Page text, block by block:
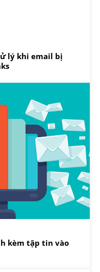
lý khi email bị
kèm tập tin vào